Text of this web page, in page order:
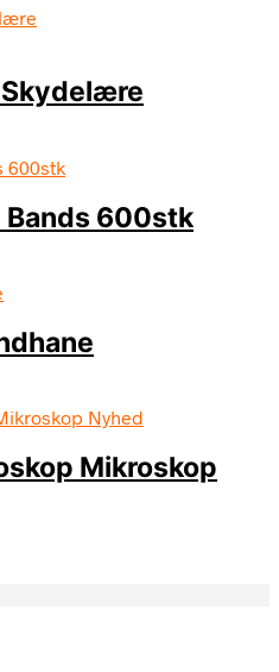
kr..
600stk
Mikroskop